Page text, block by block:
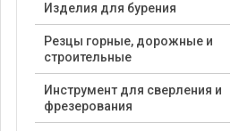
Изделия для бурения
Резцы горные, дорожные и
строительные
Инструмент для сверления и
фрезерования